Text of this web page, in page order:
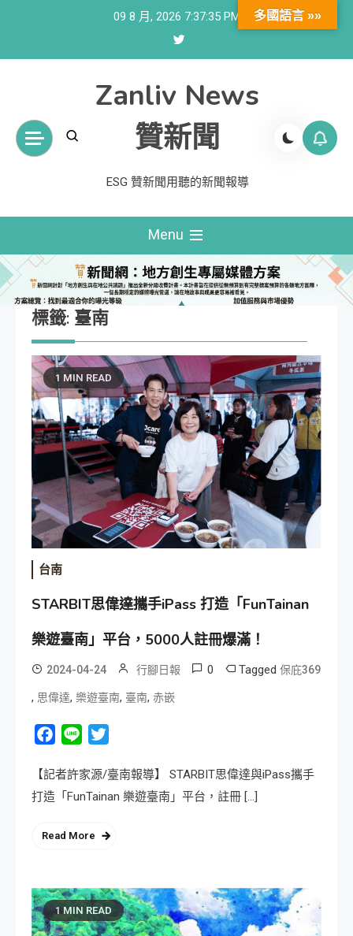
09 8 月, 2026 7:37:36 PM
Zanliv News
贊新聞
ESG 贊新聞用聽的新聞報導
Menu
標籤: 臺南
1 MIN READ
台南
STARBIT思偉達攜手iPass 打造「FunTainan
樂遊臺南」平台，5000人註冊爆滿！
2024-04-24 行腳日報 0 Tagged 保庇369
, 思偉達, 樂遊臺南, 臺南, 赤嵌
Facebook
Line
【記者許家源/臺南報導】 STARBIT思偉達與iPass攜手
打造「FunTainan 樂遊臺南」平台，註冊 […]
Read More
1 MIN READ
多國語言 »»